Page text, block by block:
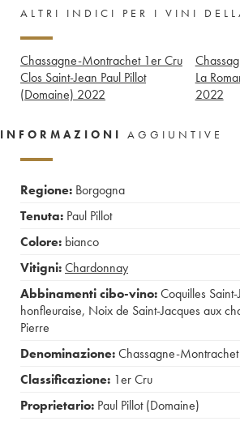
ALTRI INDICI PER I VINI
Chassagne-Montrachet 1er Cru
Clos Saint-Jean Paul Pillot
(Domaine) 2022
La
2022
INFORMAZIONI AGGIUNTIVE
Regione: Borgogna
Tenuta: Paul Pillot
Colore: bianco
Vitigni:Chardonnay
Abbinamenti cibo-vino:Coquilles
honfleuraise, Noix de Saint-Jacques aux
Pierre
Denominazione:Chassagne-Montrachet
Classificazione: 1er Cru
Proprietario: Paul Pillot (Domaine)